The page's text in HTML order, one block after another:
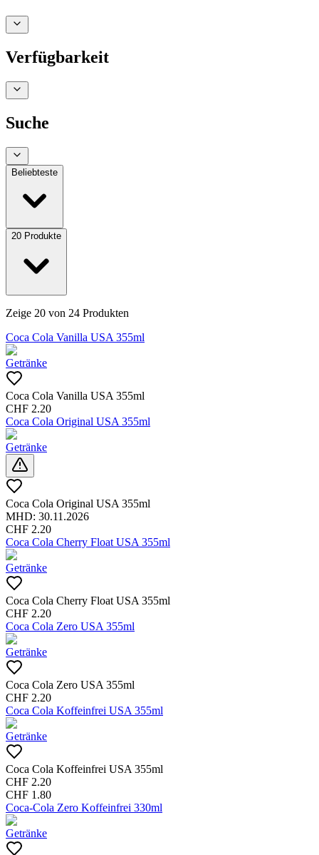
Verfügbarkeit
Suche
Beliebteste
20 Produkte
Zeige 20 von 24 Produkten
Coca Cola Vanilla USA 355ml
Getränke
Coca Cola Vanilla USA 355ml
CHF 2.20
Coca Cola Original USA 355ml
Getränke
Coca Cola Original USA 355ml
MHD: 30.11.2026
CHF 2.20
Coca Cola Cherry Float USA 355ml
Getränke
Coca Cola Cherry Float USA 355ml
CHF 2.20
Coca Cola Zero USA 355ml
Getränke
Coca Cola Zero USA 355ml
CHF 2.20
Coca Cola Koffeinfrei USA 355ml
Getränke
Coca Cola Koffeinfrei USA 355ml
CHF 2.20
CHF 1.80
Coca-Cola Zero Koffeinfrei 330ml
Getränke